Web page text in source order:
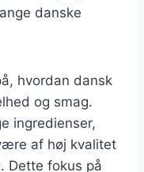
danske
hvordan dansk
og smag.
ingredienser,
af høj kvalitet
Dette fokus på